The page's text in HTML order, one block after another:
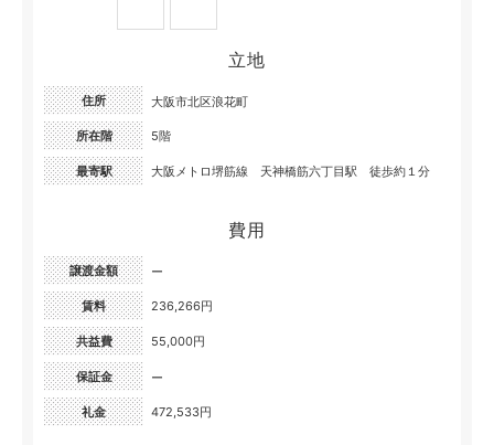
立地
住所 大阪市北区浪花町
所在階 5階
最寄駅 大阪メトロ堺筋線 天神橋筋六丁目駅 徒歩約１分
費用
譲渡金額 ー
賃料 236,266円
共益費 55,000円
保証金 ー
礼金 472,533円